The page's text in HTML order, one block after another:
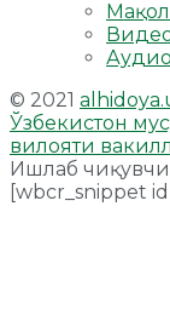
© 2021
Ўзбекистон
вилояти
Ишлаб чиқувчи
[wbcr_snippet